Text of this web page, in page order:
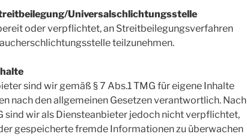
Universalschlichtungsstelle
oder verpflichtet, an Streitbeilegungsverfahren
teilzunehmen.
sind wir gemäß § 7 Abs.1 TMG für eigene Inhalte
nach den allgemeinen Gesetzen verantwortlich. Nach
sind wir als Diensteanbieter jedoch nicht verpflichtet,
gespeicherte fremde Informationen zu überwachen